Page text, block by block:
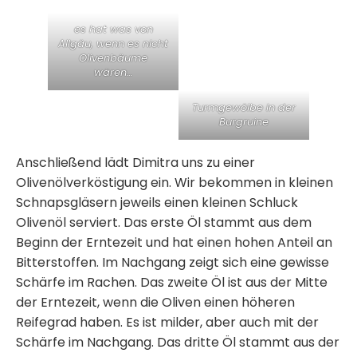
es hat was von
Allgäu, wenn es nicht
Olivenbäume
wären…
Turmgewölbe in der
Burgruine
Anschließend lädt Dimitra uns zu einer
Olivenölverköstigung ein. Wir bekommen in kleinen
Schnapsgläsern jeweils einen kleinen Schluck
Olivenöl serviert. Das erste Öl stammt aus dem
Beginn der Erntezeit und hat einen hohen Anteil an
Bitterstoffen. Im Nachgang zeigt sich eine gewisse
Schärfe im Rachen. Das zweite Öl ist aus der Mitte
der Erntezeit, wenn die Oliven einen höheren
Reifegrad haben. Es ist milder, aber auch mit der
Schärfe im Nachgang. Das dritte Öl stammt aus der